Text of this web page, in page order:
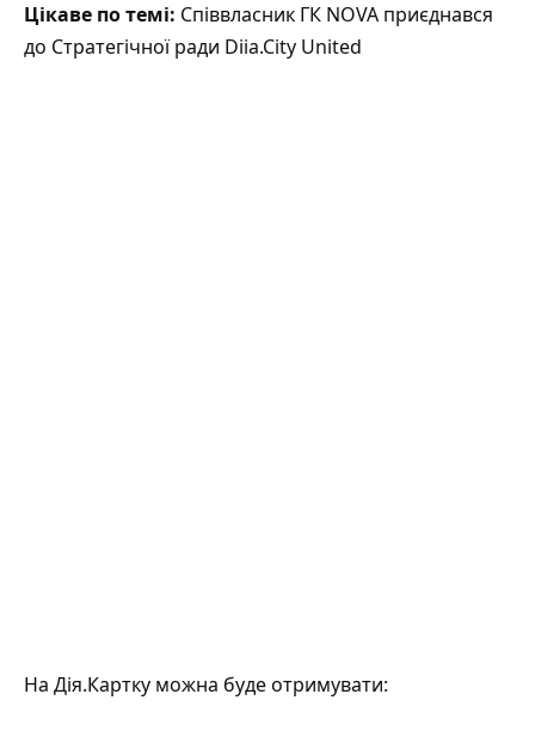
Цікаве по темі: Співвласник ГК NOVA приєднався
до Стратегічної ради Diia.City United
На Дія.Картку можна буде отримувати: